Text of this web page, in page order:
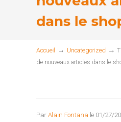
dans le
Accueil → Uncategorized →
de nouveaux articles dans le
Par Alain Fontana le 01/27/